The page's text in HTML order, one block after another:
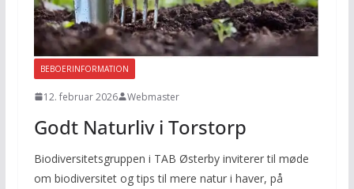
BEBOERINFORMATION
12. februar 2026 Webmaster
Godt Naturliv i Torstorp
Biodiversitetsgruppen i TAB Østerby inviterer til møde
om biodiversitet og tips til mere natur i haver, på